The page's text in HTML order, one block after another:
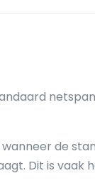
de
Dit is vaak